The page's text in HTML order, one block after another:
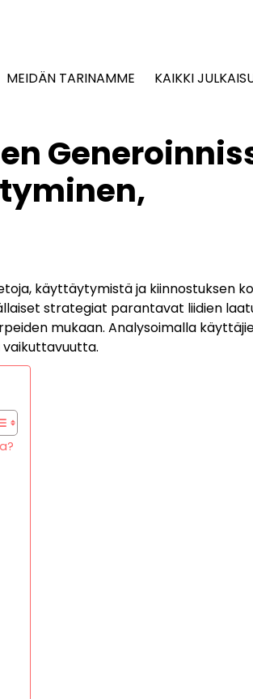
MEIDÄN TARINAMME KAIKKI
käyttäytymistä ja kiinnostuksen
strategiat parantavat liidien
mukaan. Analysoimalla